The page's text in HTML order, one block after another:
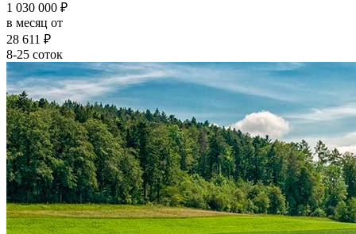
1 030 000 ₽
в месяц от
28 611 ₽
8-25 соток